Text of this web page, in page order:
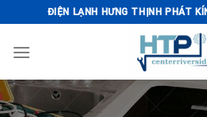
to
content
ĐIỆN LẠNH HƯNG THỊNH PHÁT